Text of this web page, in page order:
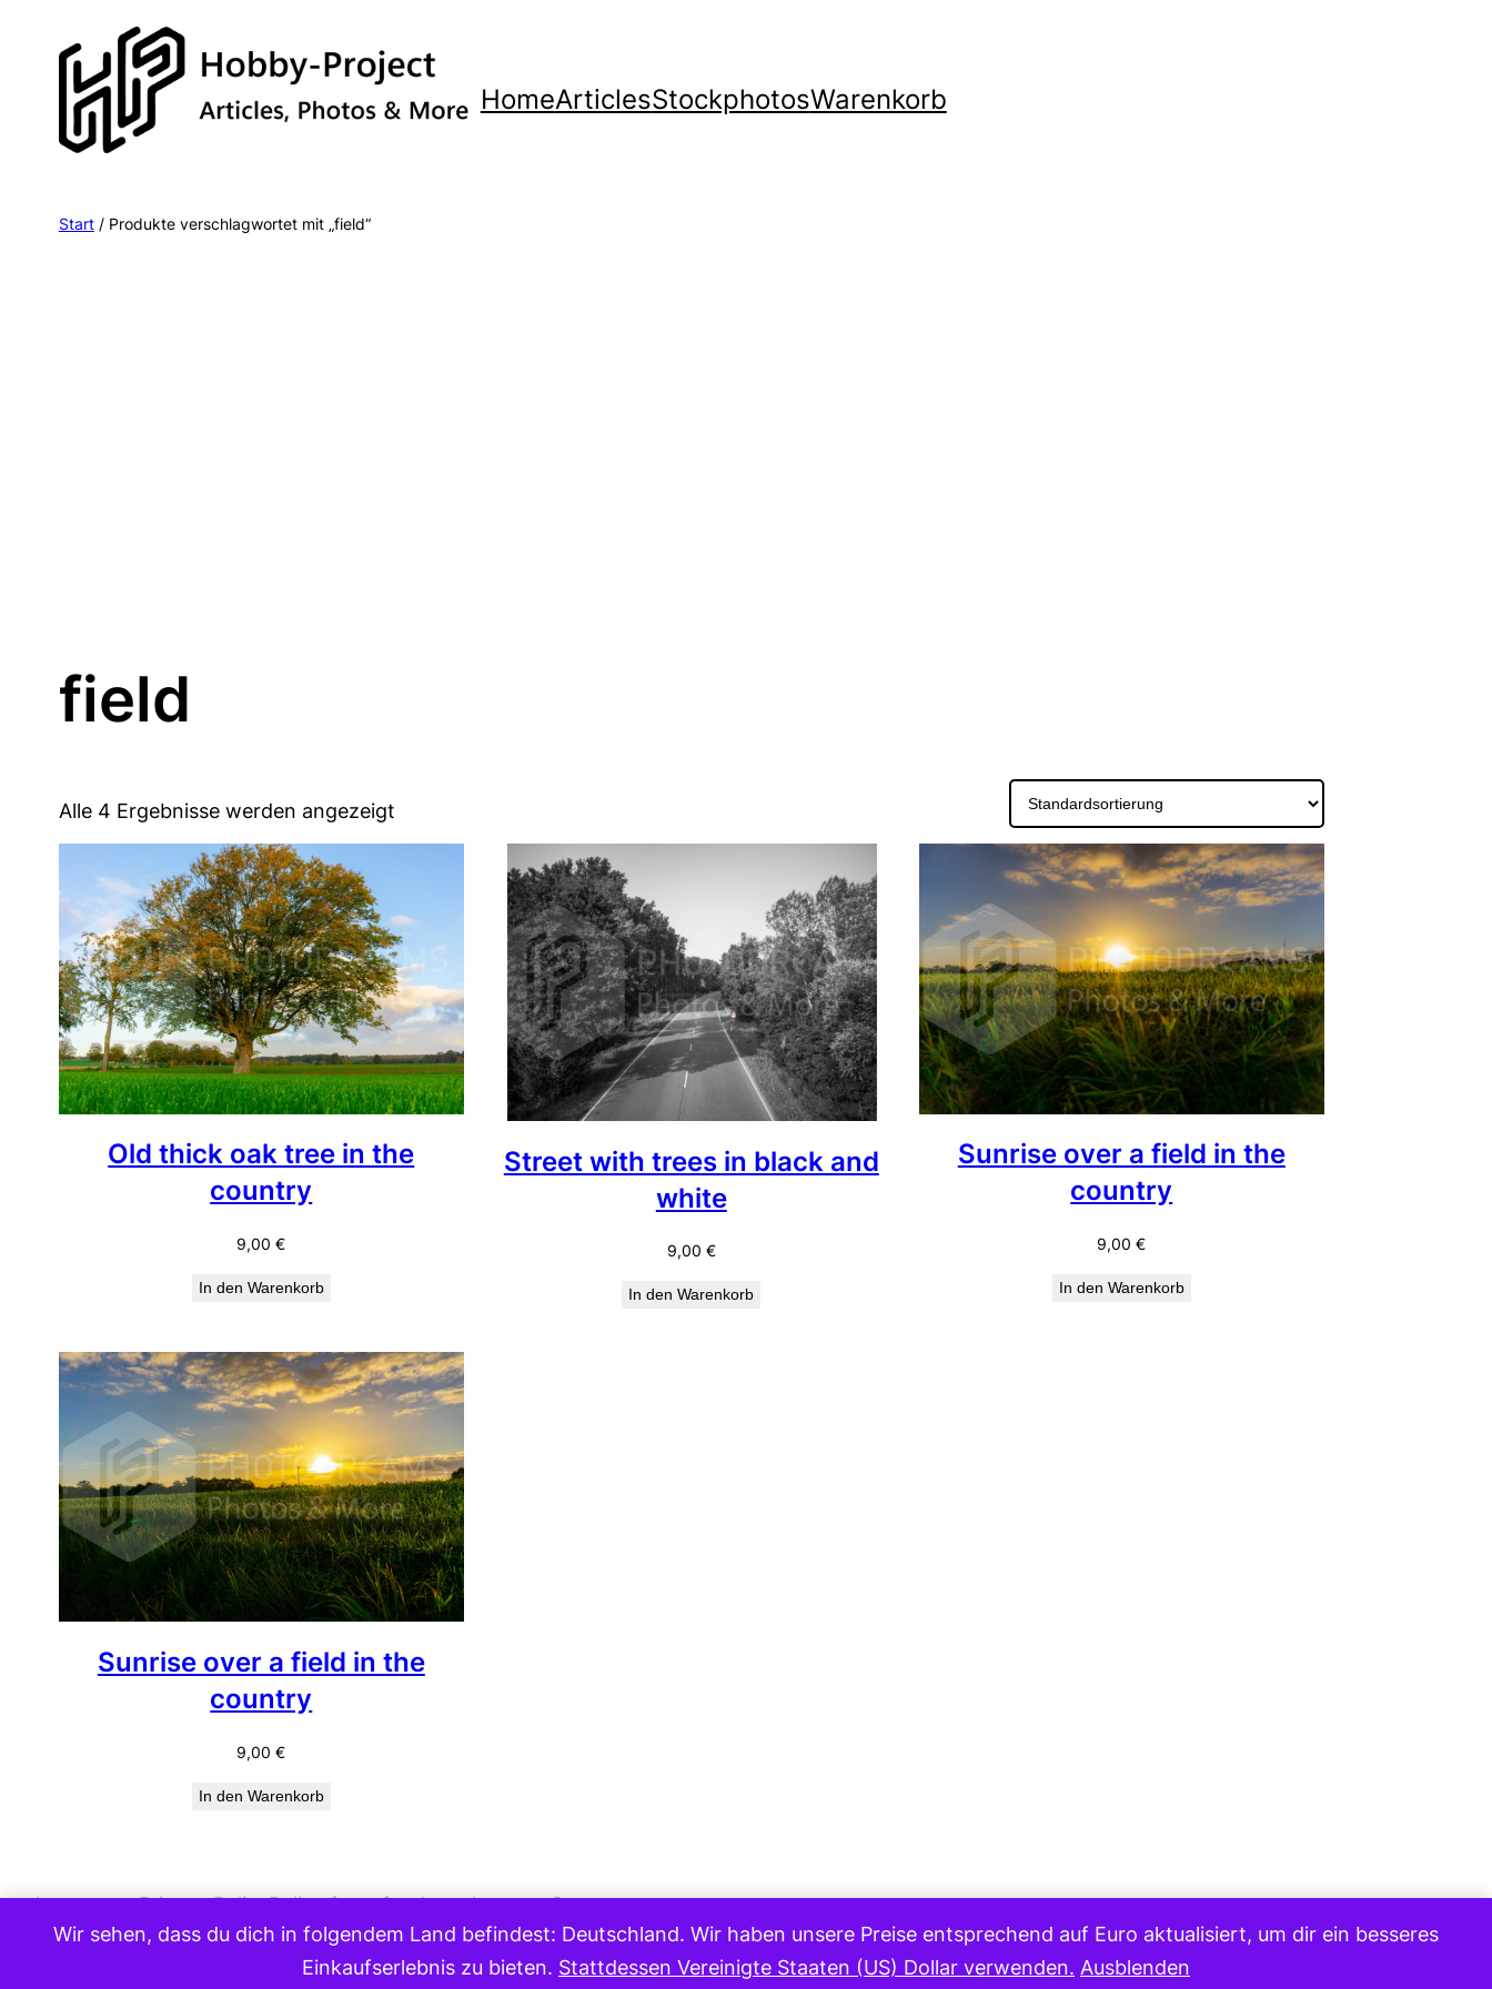
Inhalt
springen
HomeArticlesStockphotosWarenkorb
Start/ Produkte verschlagwortet mit „field“
field
Alle 4 Ergebnisse werden angezeigt
Old thick oak tree in the
country
9,00€
In den Warenkorb
Street with trees in black and
white
9,00 €
In den Warenkorb
Sunrise over a field in the
country
9,00€
In den Warenkorb
Sunrise over a field in the
country
9,00€
In den Warenkorb
ImpressumPrivacy PolicyPolicy for refunds and returnsContactMedium
Wir sehen, dass du dich in folgendem Land befindest: Deutschland. Wir haben unsere Preise entsprechend auf Euro aktualisiert, um dir ein besseres
Einkaufserlebnis zu bieten. Stattdessen Vereinigte Staaten (US) Dollar verwenden. Ausblenden